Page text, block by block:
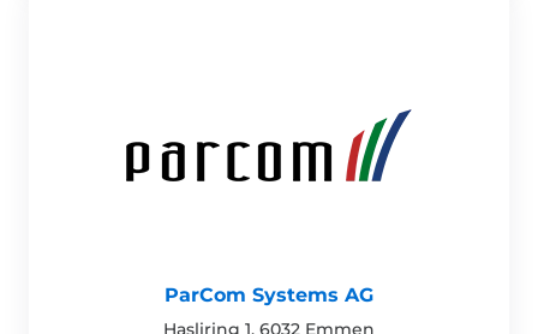
ParCom Systems AG
Hasliring 1, 6032 Emmen